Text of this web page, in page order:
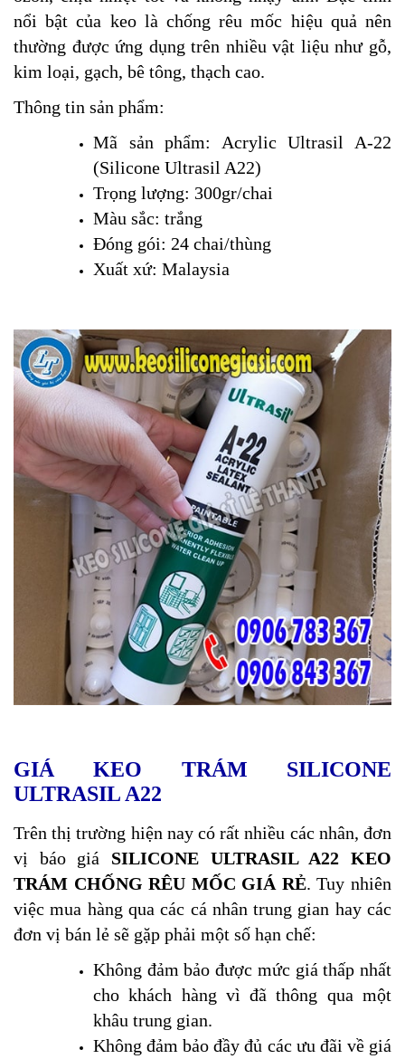
nổi bật của keo là chống rêu mốc hiệu quả nên
thường đượcứng dụng trên nhiều vật liệu như gỗ,
kim loại, gạch, bê tông, thạch cao.
Thông tin sản phẩm:
Mã sản phẩm: Acrylic Ultrasil A-22
(Silicone Ultrasil A22)
Trọng lượng: 300gr/chai
Màu sắc: trắng
Đóng gói: 24 chai/thùng
Xuất xứ: Malaysia
GIÁ KEO TRÁM SILICONE
ULTRASIL A22
Trên thị trường hiện nay có rất nhiều các nhân, đơn
vị báo giá SILICONE ULTRASIL A22 KEO
TRÁM CHỐNG RÊU MỐC GIÁ RẺ. Tuy nhiên
việc mua hàng qua các cá nhân trung gian hay các
đơn vị bán lẻ sẽ gặp phải một số hạn chế:
Không đảm bảo được mức giá thấp nhất
cho khách hàng vì đã thông qua một
khâu trung gian.
Không đảm bảo đầy đủ các ưu đãi về giá